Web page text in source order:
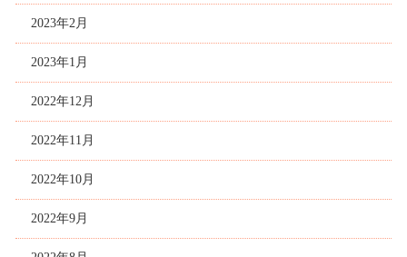
2023年2月
2023年1月
2022年12月
2022年11月
2022年10月
2022年9月